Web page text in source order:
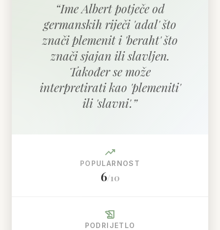
“Ime Albert potječe od
germanskih riječi 'adal' što
znači plemenit i 'beraht' što
znači sjajan ili slavljen.
Također se može
interpretirati kao 'plemeniti'
ili 'slavni'.”
trending_up
POPULARNOST
6/10
history_edu
PODRIJETLO